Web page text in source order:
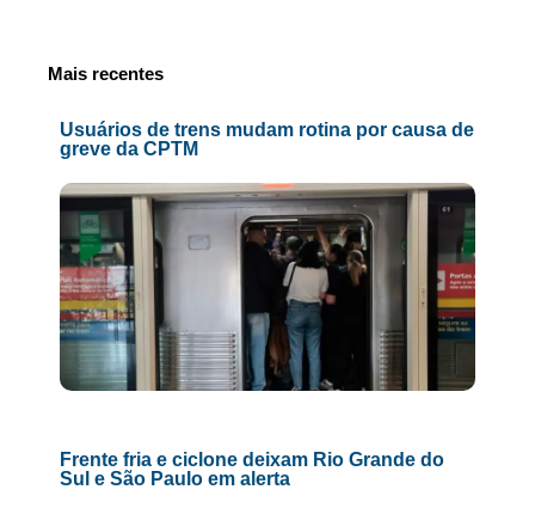
Mais recentes
Usuários de trens mudam rotina por causa de
greve da CPTM
Frente fria e ciclone deixam Rio Grande do
Sul e São Paulo em alerta